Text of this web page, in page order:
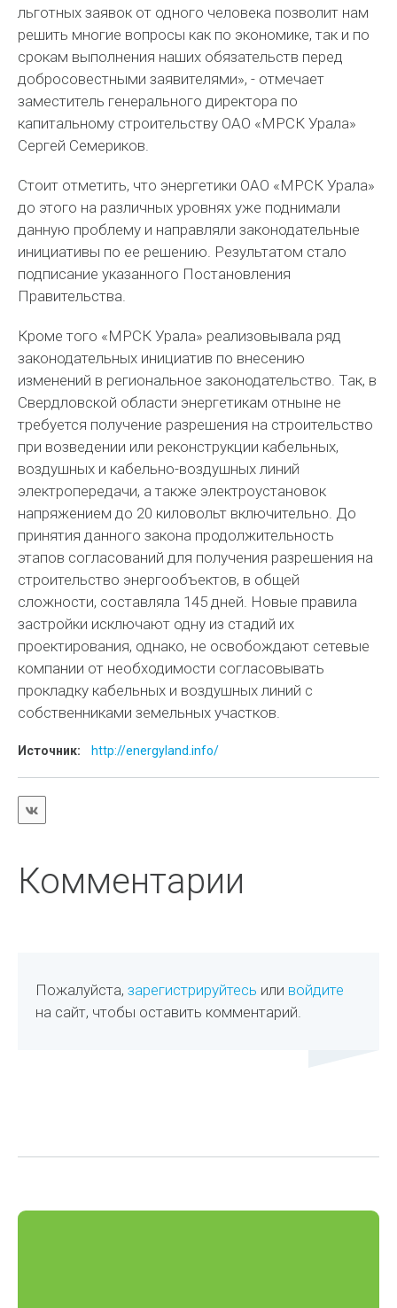
льготных заявок от одного человека позволит нам
решить многие вопросы как по экономике, так и по
срокам выполнения наших обязательств перед
добросовестными заявителями», - отмечает
заместитель генерального директора по
капитальному строительству ОАО «МРСК Урала»
Сергей Семериков.
Стоит отметить, что энергетики ОАО «МРСК Урала»
до этого на различных уровнях уже поднимали
данную проблему и направляли законодательные
инициативы по ее решению. Результатом стало
подписание указанного Постановления
Правительства.
Кроме того «МРСК Урала» реализовывала ряд
законодательных инициатив по внесению
изменений в региональное законодательство. Так, в
Свердловской области энергетикам отныне не
требуется получение разрешения на строительство
при возведении или реконструкции кабельных,
воздушных и кабельно-воздушных линий
электропередачи, а также электроустановок
напряжением до 20 киловольт включительно. До
принятия данного закона продолжительность
этапов согласований для получения разрешения на
строительство энергообъектов, в общей
сложности, составляла 145 дней. Новые правила
застройки исключают одну из стадий их
проектирования, однако, не освобождают сетевые
компании от необходимости согласовывать
прокладку кабельных и воздушных линий с
собственниками земельных участков.
Источник: http://energyland.info/
Комментарии
Пожалуйста,зарегистрируйтесь или войдите
на сайт, чтобы оставить комментарий.